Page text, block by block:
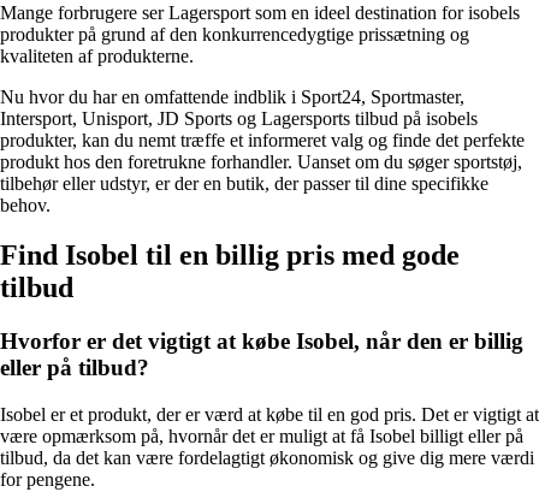
Mange forbrugere ser Lagersport som en ideel destination for isobels
produkter på grund af den konkurrencedygtige prissætning og
kvaliteten af produkterne.
Nu hvor du har en omfattende indblik i Sport24, Sportmaster,
Intersport, Unisport, JD Sports og Lagersports tilbud på isobels
produkter, kan du nemt træffe et informeret valg og finde det perfekte
produkt hos den foretrukne forhandler. Uanset om du søger sportstøj,
tilbehør eller udstyr, er der en butik, der passer til dine specifikke
behov.
Find Isobel til en billig pris med gode
tilbud
Hvorfor er det vigtigt at købe Isobel, når den er billig
eller på tilbud?
Isobel er et produkt, der er værd at købe til en god pris. Det er vigtigt at
være opmærksom på, hvornår det er muligt at få Isobel billigt eller på
tilbud, da det kan være fordelagtigt økonomisk og give dig mere værdi
for pengene.